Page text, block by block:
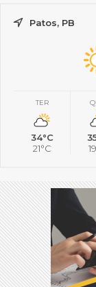
Patos, PB
TER
34°C
21°C